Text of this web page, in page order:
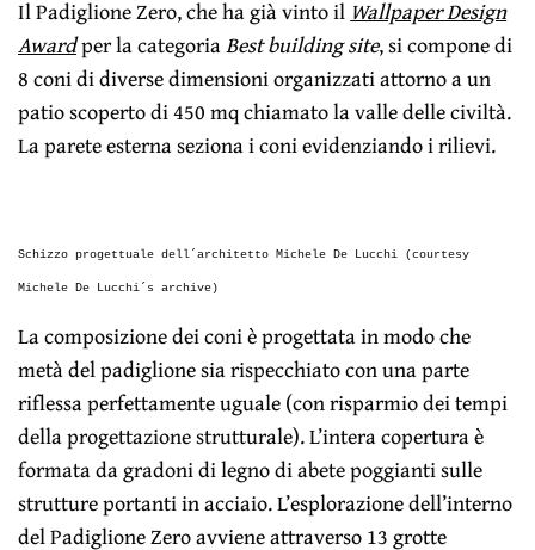
Il Padiglione Zero, che ha già vinto il Wallpaper Design
Awardper la categoriaBest building site, si compone di
8 coni di diverse dimensioni organizzati attorno a un
patio scoperto di 450 mq chiamato la valle delle civiltà.
La parete esterna seziona i coni evidenziando i rilievi.
Schizzo progettuale dell´architetto Michele De Lucchi (courtesy
Michele De Lucchi´s archive)
La composizione dei coni è progettata in modo che
metà del padiglione sia rispecchiato con una parte
riflessa perfettamente uguale (con risparmio dei tempi
della progettazione strutturale). L’intera copertura è
formata da gradoni di legno di abete poggianti sulle
strutture portanti in acciaio. L’esplorazione dell’interno
del Padiglione Zero avviene attraverso 13 grotte